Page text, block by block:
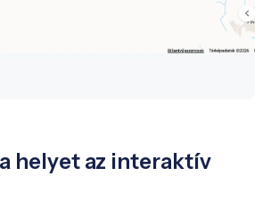
helyet az interaktív